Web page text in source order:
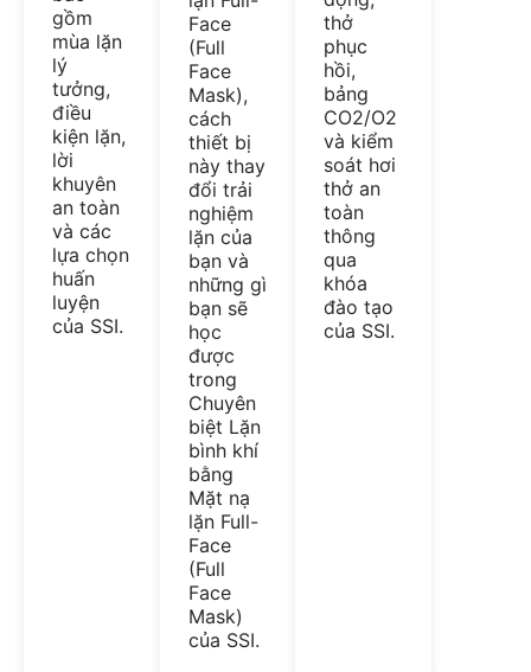
gồm
mùa lặn
lý
tưởng,
điều
kiện lặn,
lời
khuyên
an toàn
và các
lựa chọn
huấn
luyện
của SSI.
Face
(Full
Face
Mask),
cách
thiết bị
này thay
đổi trải
nghiệm
lặn của
bạn và
những gì
bạn sẽ
học
được
trong
Chuyên
biệt Lặn
bình khí
bằng
Mặt nạ
lặn Full-
Face
(Full
Face
Mask)
của SSI.
thở
phục
hồi,
bảng
CO2/O2
và kiểm
soát hơi
thở an
toàn
thông
qua
khóa
đào tạo
của SSI.